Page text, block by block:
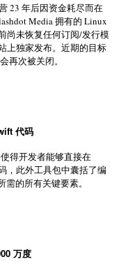
23 年后因资金耗尽而在
Media 拥有的 Linux
尚未恢复任何订阅/发行模
上独家发布。近期的目标
再次被关闭。
代码
得开发者能够直接在
，此外工具包中囊括了编
的所有关键要素。
万度